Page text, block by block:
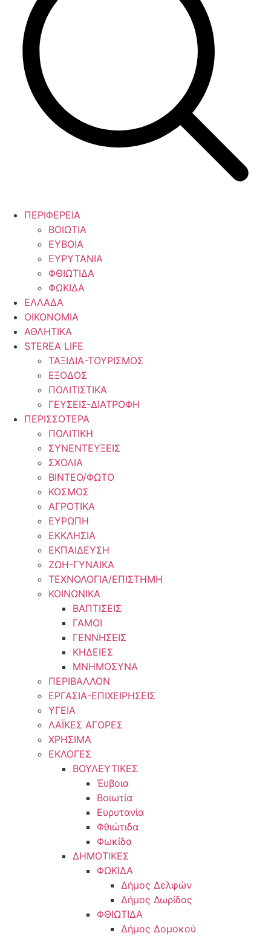
ΠΕΡΙΦΕΡΕΙΑ
ΒΟΙΩΤΙΑ
ΕΥΒΟΙΑ
ΕΥΡΥΤΑΝΙΑ
ΦΘΙΩΤΙΔΑ
ΦΩΚΙΔΑ
ΕΛΛΑΔΑ
ΟΙΚΟΝΟΜΙΑ
ΑΘΛΗΤΙΚΑ
STEREA LIFE
ΤΑΞΙΔΙΑ-ΤΟΥΡΙΣΜΟΣ
ΕΞΟΔΟΣ
ΠΟΛΙΤΙΣΤΙΚΑ
ΓΕΥΣΕΙΣ-ΔΙΑΤΡΟΦΗ
ΠΕΡΙΣΣΟΤΕΡΑ
ΠΟΛΙΤΙΚΗ
ΣΥΝΕΝΤΕΥΞΕΙΣ
ΣΧΟΛΙΑ
ΒΙΝΤΕΟ/ΦΩΤΟ
ΚΟΣΜΟΣ
ΑΓΡΟΤΙΚΑ
ΕΥΡΩΠΗ
ΕΚΚΛΗΣΙΑ
ΕΚΠΑΙΔΕΥΣΗ
ΖΩΗ-ΓΥΝΑΙΚΑ
ΤΕΧΝΟΛΟΓΙΑ/ΕΠΙΣΤΗΜΗ
ΚΟΙΝΩΝΙΚΑ
ΒΑΠΤΙΣΕΙΣ
ΓΑΜΟΙ
ΓΕΝΝΗΣΕΙΣ
ΚΗΔΕΙΕΣ
ΜΝΗΜΟΣΥΝΑ
ΠΕΡΙΒΑΛΛΟΝ
ΕΡΓΑΣΙΑ-ΕΠΙΧΕΙΡΗΣΕΙΣ
ΥΓΕΙΑ
ΛΑΪΚΕΣ ΑΓΟΡΕΣ
ΧΡΗΣΙΜΑ
ΕΚΛΟΓΕΣ
ΒΟΥΛΕΥΤΙΚΕΣ
Έυβοια
Βοιωτία
Ευρυτανία
Φθιώτιδα
Φωκίδα
ΔΗΜΟΤΙΚΕΣ
ΦΩΚΙΔΑ
Δήμος Δελφών
Δήμος Δωρίδος
ΦΘΙΩΤΙΔΑ
Δήμος Δομοκού